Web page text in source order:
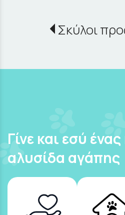
Σκύλοι
Γίνε και εσύ
αλυσίδα αγάπης